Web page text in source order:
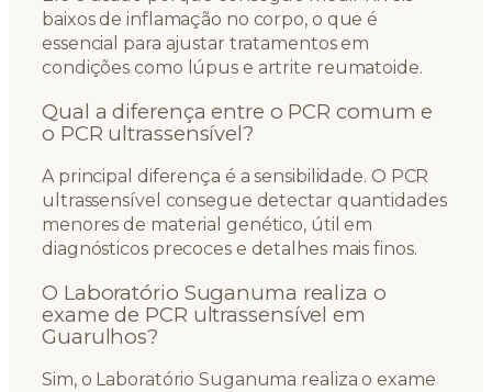
baixos de inflamação no corpo, o que é
essencial para ajustar tratamentos em
condições como lúpus e artrite reumatoide.
Qual a diferença entre o PCR comum e
o PCR ultrassensível?
A principal diferença é a sensibilidade. O PCR
ultrassensível consegue detectar quantidades
menores de material genético, útil em
diagnósticos precoces e detalhes mais finos.
O Laboratório Suganuma realiza o
exame de PCR ultrassensível em
Guarulhos?
Sim, o Laboratório Suganuma realiza o exame